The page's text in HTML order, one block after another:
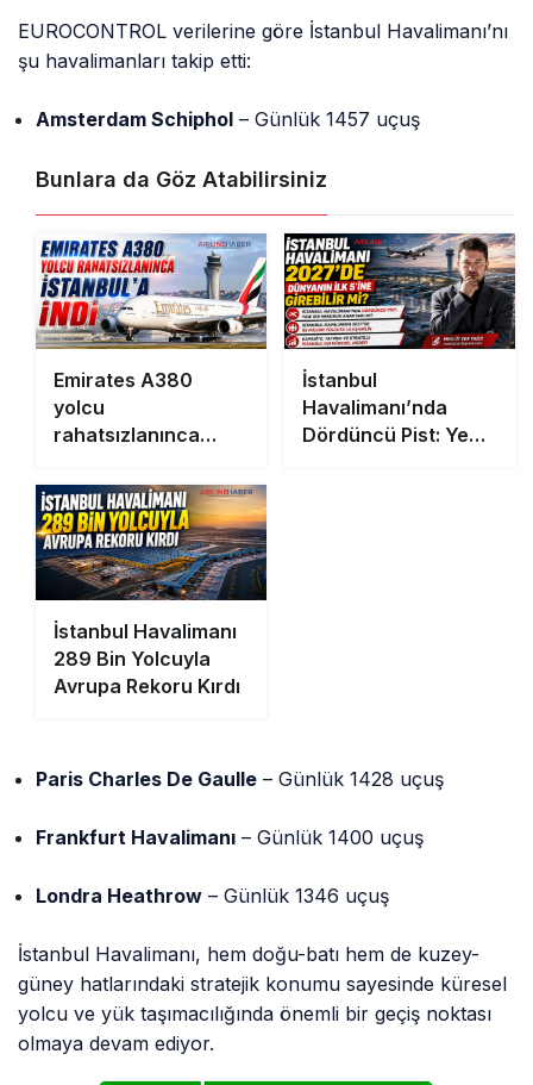
EUROCONTROL verilerine göre İstanbul Havalimanı’nı
şu havalimanları takip etti:
Amsterdam Schiphol – Günlük 1457 uçuş
Bunlara da Göz Atabilirsiniz
Emirates A380
yolcu
rahatsızlanınca
İstanbul
Havalimanı’nda
Dördüncü Pist: Yeni
İstanbul Havalimanı
289 Bin Yolcuyla
Avrupa Rekoru Kırdı
Paris Charles De Gaulle – Günlük 1428 uçuş
Frankfurt Havalimanı – Günlük 1400 uçuş
Londra Heathrow – Günlük 1346 uçuş
İstanbul Havalimanı, hem doğu-batı hem de kuzey-
güney hatlarındaki stratejik konumu sayesinde küresel
yolcu ve yük taşımacılığında önemli bir geçiş noktası
olmaya devam ediyor.